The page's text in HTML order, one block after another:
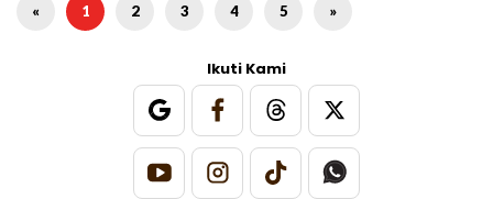
« 1 2 3 4 5 »
Ikuti Kami